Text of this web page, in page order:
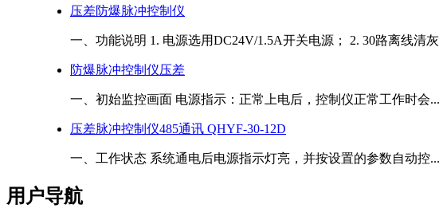
压差防爆脉冲控制仪
一、功能说明 1. 电源选用DC24V/1.5A开关电源； 2. 30路离线清灰
防爆脉冲控制仪压差
一、初始监控画面 电源指示：正常上电后，控制仪正常工作时会...
压差脉冲控制仪485通讯 QHYF-30-12D
一、工作状态 系统通电后电源指示灯亮，并按设置的参数自动控...
用户导航